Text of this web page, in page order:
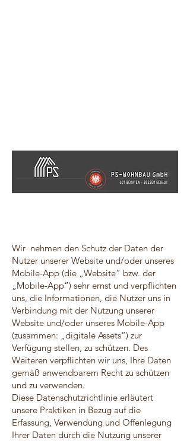
Wir nehmen den Schutz der Daten der
Nutzer unserer Website und/oder unseres
Mobile-App (die „Website“ bzw. der
„Mobile-App“) sehr ernst und verpflichten
uns, die Informationen, die Nutzer uns in
Verbindung mit der Nutzung unserer
Website und/oder unseres Mobile-App
(zusammen: „digitale Assets“) zur
Verfügung stellen, zu schützen. Des
Weiteren verpflichten wir uns, Ihre Daten
gemäß anwendbarem Recht zu schützen
und zu verwenden.
Diese Datenschutzrichtlinie erläutert
unsere Praktiken in Bezug auf die
Erfassung, Verwendung und Offenlegung
Ihrer Daten durch die Nutzung unserer